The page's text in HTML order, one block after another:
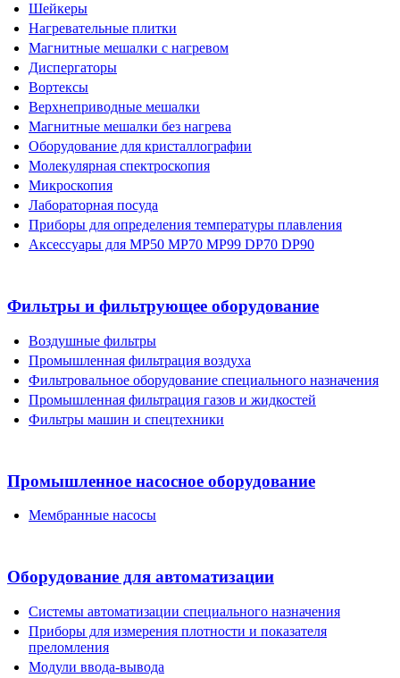
Шейкеры
Нагревательные плитки
Магнитные мешалки с нагревом
Диспергаторы
Вортексы
Верхнеприводные мешалки
Магнитные мешалки без нагрева
Оборудование для кристаллографии
Молекулярная спектроскопия
Микроскопия
Лабораторная посуда
Приборы для определения температуры плавления
Аксессуары для MP50 MP70 MP99 DP70 DP90
Фильтры и фильтрующее оборудование
Воздушные фильтры
Промышленная фильтрация воздуха
Фильтровальное оборудование специального назначения
Промышленная фильтрация газов и жидкостей
Фильтры машин и спецтехники
Промышленное насосное оборудование
Мембранные насосы
Оборудование для автоматизации
Системы автоматизации специального назначения
Приборы для измерения плотности и показателя
преломления
Модули ввода-вывода